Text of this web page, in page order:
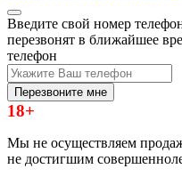
Введите свой номер
перезвонят в ближайшее
телефон
Перезвоните мне
18+
Мы не осуществляем
не достигшим